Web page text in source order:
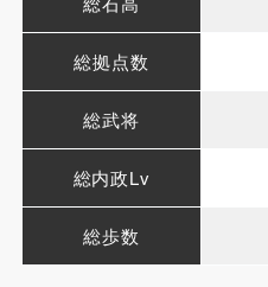
総拠点数
総武将
総内政Lv
総歩数